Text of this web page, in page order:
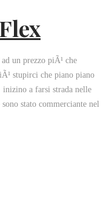
un prezzo piÃ¹ che
stupirci che piano piano
inizino a farsi strada nelle
stato commerciante nel